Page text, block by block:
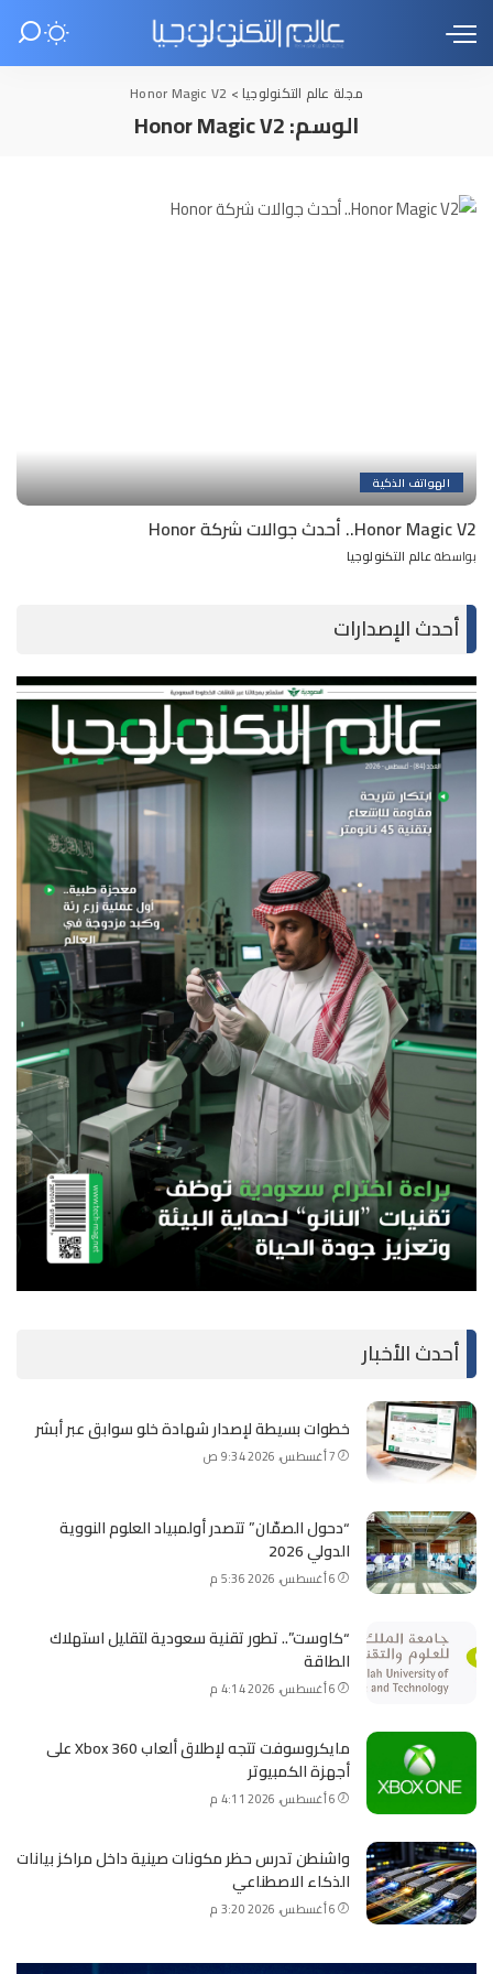
مجلة عالم التكنولوجيا>
Honor Magic V2
الوسم:Honor Magic V2
الهواتف الذكية
Honor Magic V2.. أحدث جوالات شركة Honor
Posted
بواسطةعالم التكنولوجيا
أحدث الإصدارات
أحدث الأخبار
خطوات بسيطة لإصدار شهادة خلو سوابق عبر أبشر
7 أغسطس، 2026 9:34 ص
“دحول الصمّان” تتصدر أولمبياد العلوم النووية
الدولي 2026
6 أغسطس، 2026 5:36 م
“كاوست”.. تطور تقنية سعودية لتقليل استهلاك
الطاقة
6 أغسطس، 2026 4:14 م
مايكروسوفت تتجه لإطلاق ألعاب Xbox 360 على
أجهزة الكمبيوتر
6 أغسطس، 2026 4:11 م
واشنطن تدرس حظر مكونات صينية داخل مراكز بيانات
الذكاء الاصطناعي
6 أغسطس، 2026 3:20 م